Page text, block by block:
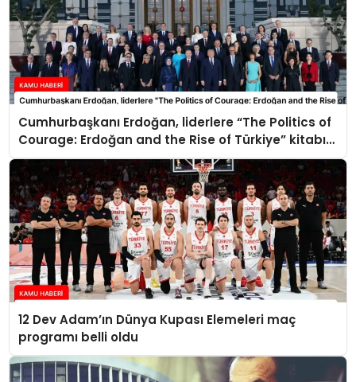
Cumhurbaşkanı Erdoğan, liderlere “The Politics of
Courage: Erdoğan and the Rise of Türkiye” kitabını
takdim etti
12 Dev Adam’ın Dünya Kupası Elemeleri maç
programı belli oldu